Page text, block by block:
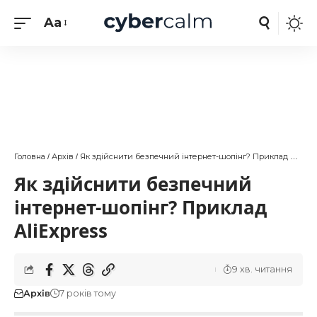
Aa
Головна / Архів / Як здійснити безпечний інтернет-шопінг? Приклад AliExpress
Як здійснити безпечний
інтернет-шопінг? Приклад
AliExpress
Архів 7 років тому
9 хв. читання